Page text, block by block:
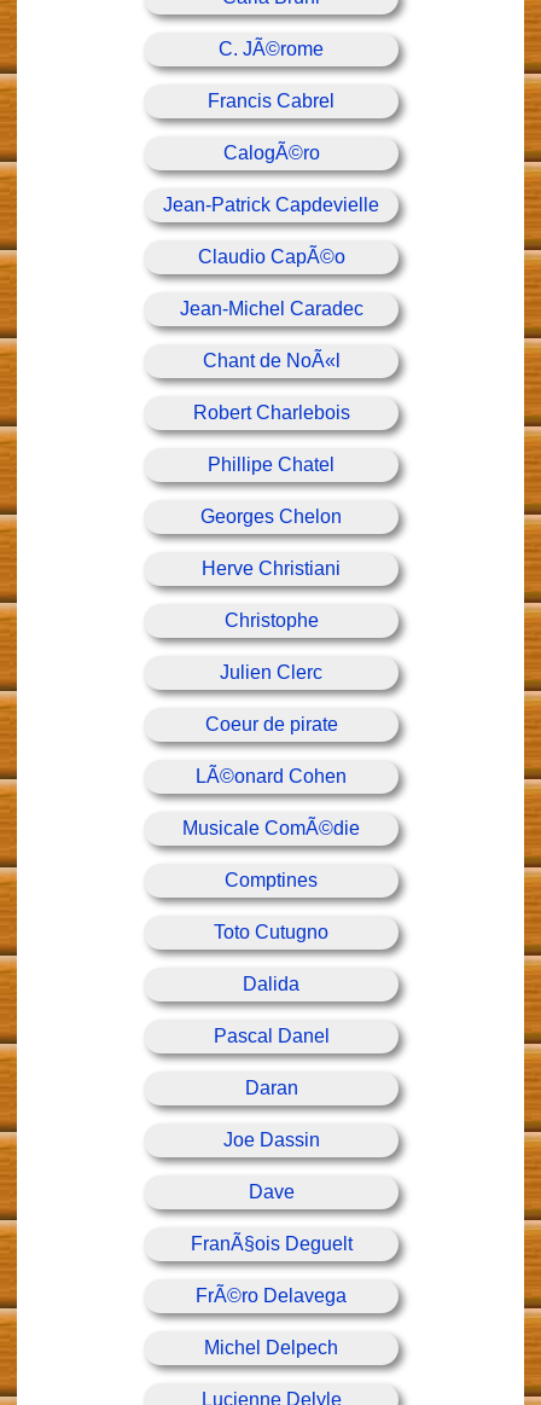
C. JÃ©rome
Francis Cabrel
CalogÃ©ro
Jean-Patrick Capdevielle
Claudio CapÃ©o
Jean-Michel Caradec
Chant de NoÃ«l
Robert Charlebois
Phillipe Chatel
Georges Chelon
Herve Christiani
Christophe
Julien Clerc
Coeur de pirate
LÃ©onard Cohen
Musicale ComÃ©die
Comptines
Toto Cutugno
Dalida
Pascal Danel
Daran
Joe Dassin
Dave
FranÃ§ois Deguelt
FrÃ©ro Delavega
Michel Delpech
Lucienne Delyle